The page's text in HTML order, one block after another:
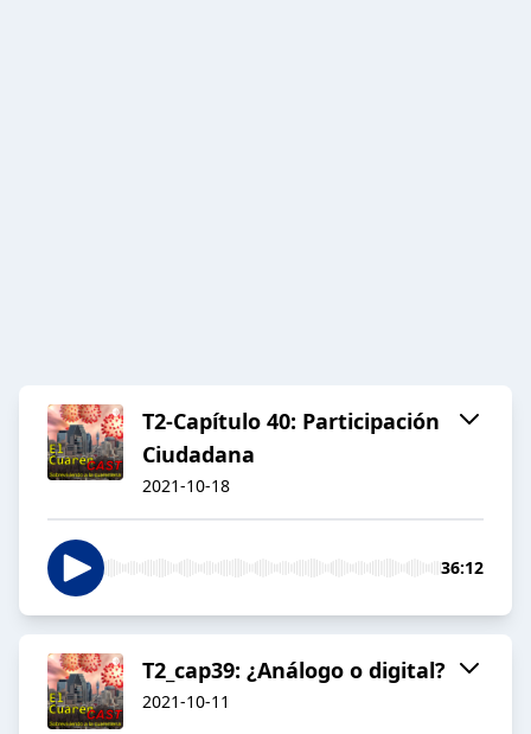
T2-Capítulo 40: Participación
Ciudadana
2021-10-18
36:12
T2_cap39: ¿Análogo o digital?
2021-10-11